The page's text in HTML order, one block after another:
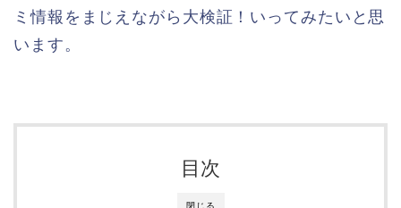
ミ情報をまじえながら大検証！いってみたいと思
います。
閉じる
目次